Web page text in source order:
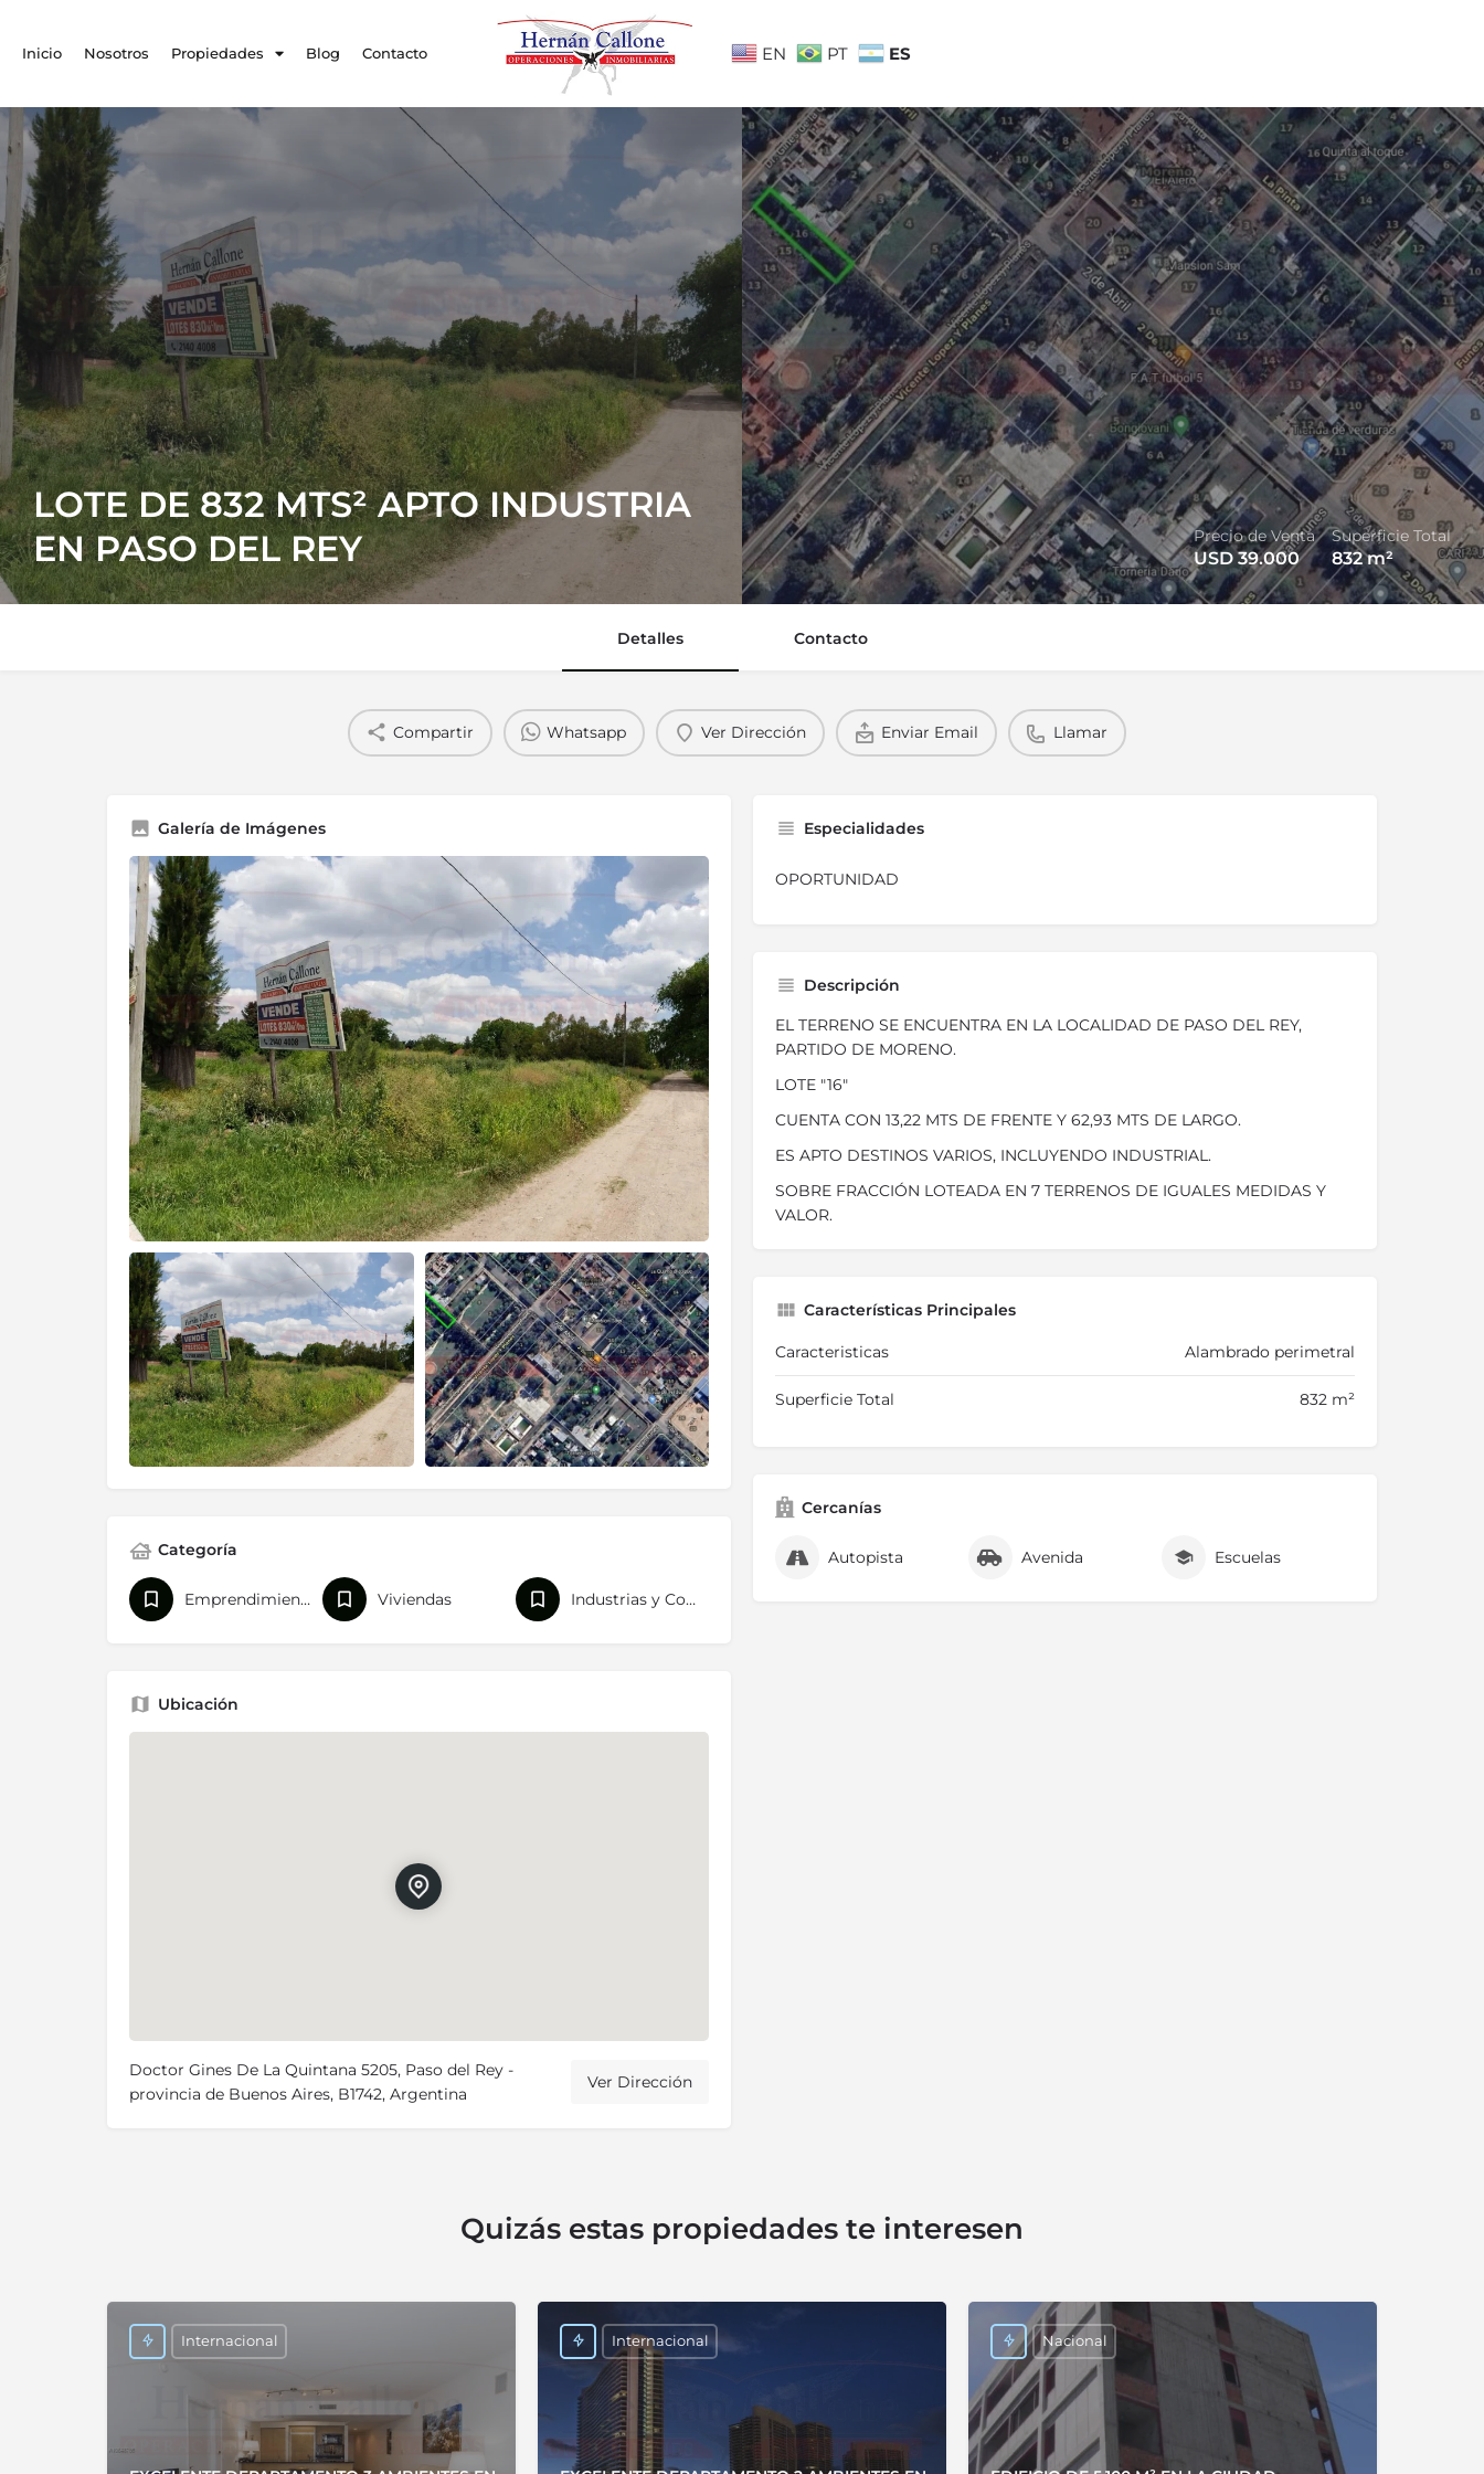
Inicio Nosotros Propiedades Blog Contacto EN PT ES
LOTE DE 832 MTS² APTO INDUSTRIA
EN PASO DEL REY
Precio de Venta
USD 39.000
Superficie Total
832m²
Detalles Contacto
Compartir Whatsapp Ver Dirección Enviar Email Llamar
Galería de Imágenes
Categoría
Emprendimientos y Urbanizaciones Viviendas Industrias y Comercios
Ubicación
Doctor Gines De La Quintana 5205, Paso del Rey -
provincia de Buenos Aires, B1742, Argentina
Ver Dirección
Especialidades
OPORTUNIDAD
Descripción
EL TERRENO SE ENCUENTRA EN LA LOCALIDAD DE PASO DEL REY,
PARTIDO DE MORENO.
LOTE "16"
CUENTA CON 13,22 MTS DE FRENTE Y 62,93 MTS DE LARGO.
ES APTO DESTINOS VARIOS, INCLUYENDO INDUSTRIAL.
SOBRE FRACCIÓN LOTEADA EN 7 TERRENOS DE IGUALES MEDIDAS Y
VALOR.
Características Principales
Caracteristicas Alambrado perimetral
Superficie Total 832 m²
Cercanías
Autopista Avenida Escuelas
Quizás estas propiedades te interesen
Internacional Internacional Nacional